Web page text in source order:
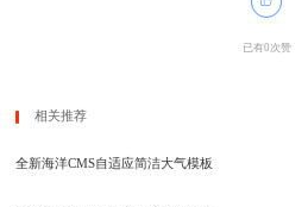
已有0次赞
相关推荐
全新海洋CMS自适应简洁大气模板